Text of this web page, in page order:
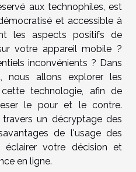
aux technophiles, est
et accessible à
les aspects positifs de
votre appareil mobile ?
inconvénients ? Dans
nous allons explorer les
technologie, afin de
le pour et le contre.
un décryptage des
de l'usage des
votre décision et
en ligne.